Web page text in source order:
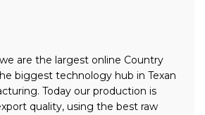
are the largest online Country
biggest technology hub in Texan
Today our production is
quality, using the best raw